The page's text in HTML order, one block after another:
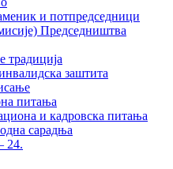
и потпредседници
Председништва
традиција
заштита
питања
и кадровска питања
сарадња
24.